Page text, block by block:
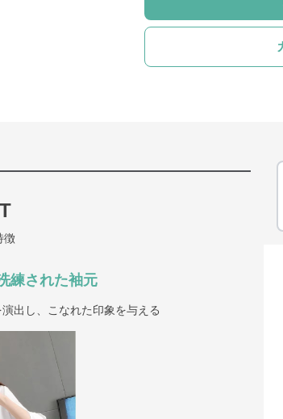
徴
練された袖元
出し、こなれた印象を与える